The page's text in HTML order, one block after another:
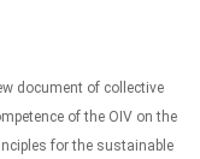
document of collective
of the OIV on the
for the sustainable